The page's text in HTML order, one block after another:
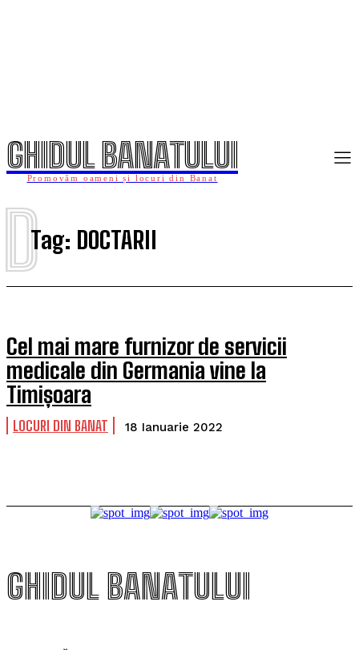
GHIDUL BANATULUI
Promovăm oameni și locuri din Banat
Tag: DOCTARII
D
Cel mai mare furnizor de servicii
medicale din Germania vine la
Timișoara
LOCURI DIN BANAT 18 Ianuarie 2022
GHIDUL BANATULUI